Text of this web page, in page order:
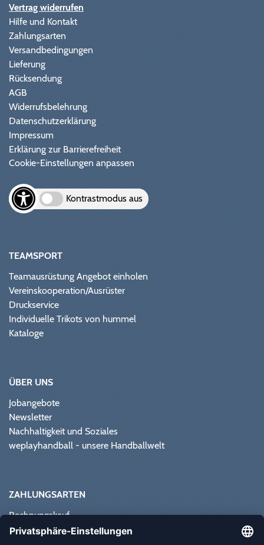
Vertrag widerrufen
Hilfe und Kontakt
Zahlungsarten
Versandbedingungen
Lieferung
Rücksendung
AGB
Widerrufsbelehrung
Datenschutzerklärung
Impressum
Erklärung zur Barrierefreiheit
Cookie-Einstellungen anpassen
Kontrastmodus aus
TEAMSPORT
Teamausrüstung Angebot einholen
Vereinskooperation/Ausrüster
Druckservice
Individuelle Trikots von hummel
Kataloge
ÜBER UNS
Jobangebote
Newsletter
Nachhaltigkeit und Soziales
weplayhandball - unsere Handballwelt
ZAHLUNGSARTEN
Rechnungskauf
Paypal